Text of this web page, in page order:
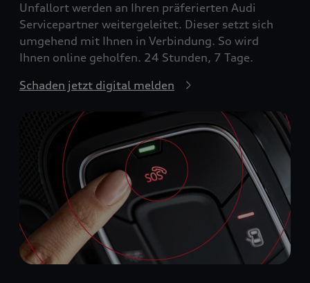
Unfallort werden an Ihren präferierten Audi
Servicepartner weitergeleitet. Dieser setzt sich
umgehend mit Ihnen in Verbindung. So wird
Ihnen online geholfen. 24 Stunden, 7 Tage.
Schaden jetzt digital melden